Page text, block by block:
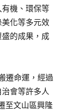
機、環保等
化等多元效
的成果，成
遷命運，經過
會等許多人
至文山區興隆